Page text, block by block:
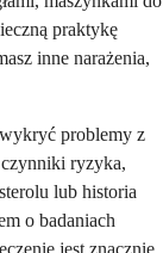
praktykę
inne narażenia,
problemy z
czynniki ryzyka,
lub historia
o badaniach
jest znacznie